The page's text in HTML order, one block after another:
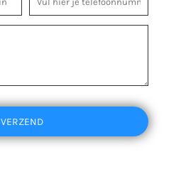
VERZEND